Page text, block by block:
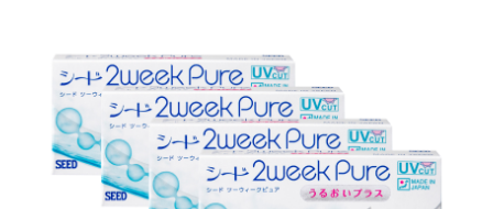
1MONTH / 1ヶ月 使い捨て
乱視用コンタクトレンズ
遠近両用コンタクトレンズ
クーパービジョン ボシュロム
INFORMATION
MYコンタクト（らくらく再購入）